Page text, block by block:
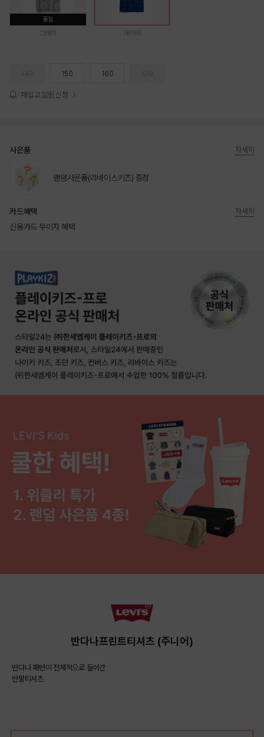
품절
그레이 네이비
150 160
재입고 알림 신청
사은품
랜덤사은품(리바이스키즈) 증정
자세히
카드혜택
신용카드 무이자 혜택
자세히
반다나프린트티셔츠 (주니어)
반다나 패턴이 전체적으로 들어간
반팔티셔츠